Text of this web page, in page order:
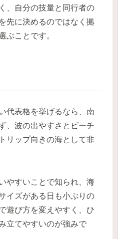
、自分の技量と同行者の
先に決めるのではなく拠
ぶことです。
代表格を挙げるなら、南
、波の出やすさとビーチ
リップ向きの海として非
やすいことで知られ、海
イズがある日も小ぶりの
遊び方を変えやすく、ひ
立てやすいのが強みで